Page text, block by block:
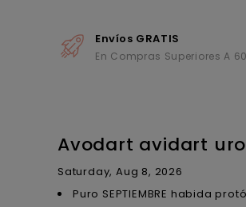
Envíos GRATIS
En Compras Superiores A
Avodart avidart
Saturday, Aug 8, 2026
Puro SEPTIEMBRE habida